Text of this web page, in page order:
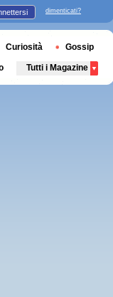
dimenticati?
Curiosità Gossip
Tutti i Magazine